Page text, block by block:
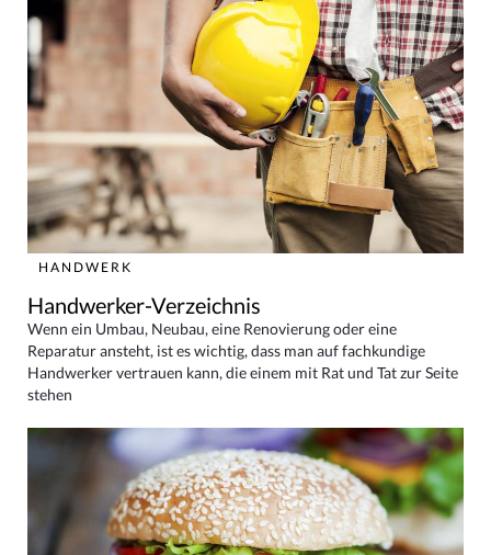
HANDWERK
Handwerker-Verzeichnis
Wenn ein Umbau, Neubau, eine Renovierung oder eine
Reparatur ansteht, ist es wichtig, dass man auf fachkundige
Handwerker vertrauen kann, die einem mit Rat und Tat zur Seite
stehen